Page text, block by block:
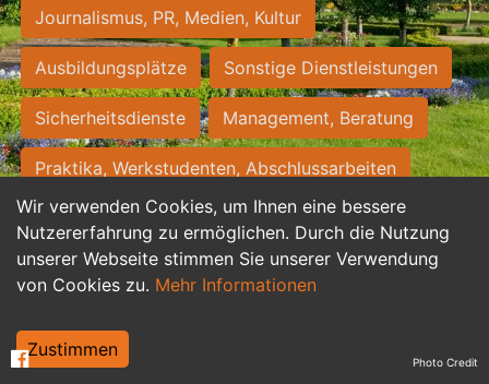
Wir verwenden Cookies, um Ihnen eine bessere
Nutzererfahrung zu ermöglichen. Durch die Nutzung
unserer Webseite stimmen Sie unserer Verwendung
von Cookies zu. Mehr Informationen
Zustimmen
Journalismus, PR, Medien, Kultur
Ausbildungsplätze Sonstige Dienstleistungen
Sicherheitsdienste Management, Beratung
Praktika, Werkstudenten, Abschlussarbeiten
Personalwesen Assistenz, Sekretariat
Hilfskräfte, Aushilfs- und Nebenjobs
Weiterbildung, Studium, duale Ausbildung Photo Credit